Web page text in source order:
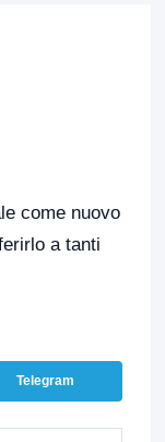
come nuovo
a tanti
Telegram